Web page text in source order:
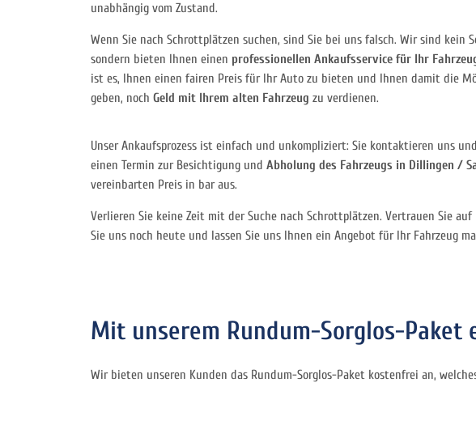
unabhängig vom Zustand.
Wenn Sie nach Schrottplätzen suchen, sind Sie bei uns falsch. Wir sind kein
sondern bieten Ihnen einen professionellen Ankaufsservice für Ihr
ist es, Ihnen einen fairen Preis für Ihr Auto zu bieten und Ihnen damit die
geben, noch Geld mit Ihrem alten Fahrzeug zu verdienen.
Unser Ankaufsprozess ist einfach und unkompliziert: Sie kontaktieren uns
einen Termin zur Besichtigung und Abholung des Fahrzeugs in Dillingen /
vereinbarten Preis in bar aus.
Verlieren Sie keine Zeit mit der Suche nach Schrottplätzen. Vertrauen Sie auf
Sie uns noch heute und lassen Sie uns Ihnen ein Angebot für Ihr Fahrzeug
Mit unserem Rundum-Sorglos-Paket
Wir bieten unseren Kunden das Rundum-Sorglos-Paket kostenfrei an,